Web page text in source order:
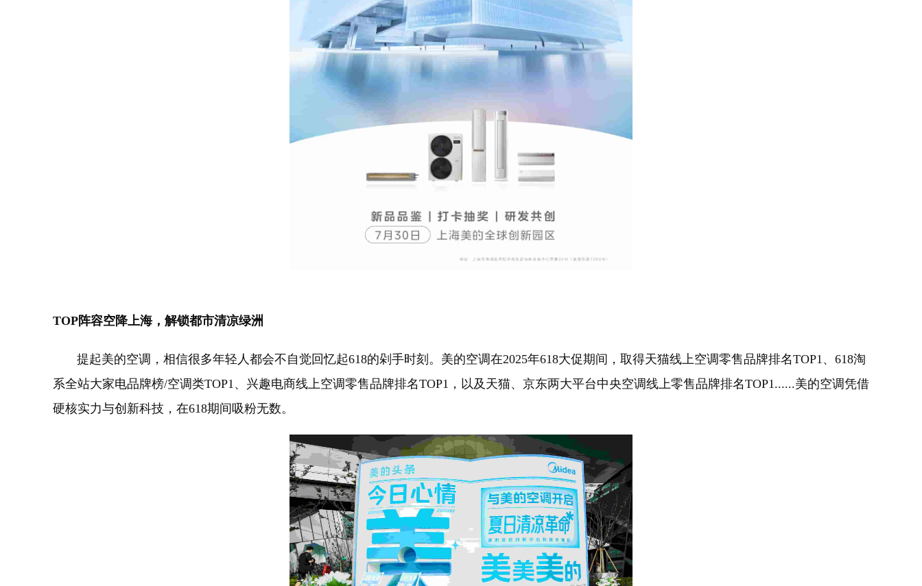
TOP阵容空降上海，解锁都市清凉绿洲
提起美的空调，相信很多年轻人都会不自觉回忆起618的剁手时刻。美的空调在2025年618大促期间，取得天猫线上空调零售品牌排名TOP1、618淘
系全站大家电品牌榜/空调类TOP1、兴趣电商线上空调零售品牌排名TOP1，以及天猫、京东两大平台中央空调线上零售品牌排名TOP1......美的空调凭借
硬核实力与创新科技，在618期间吸粉无数。